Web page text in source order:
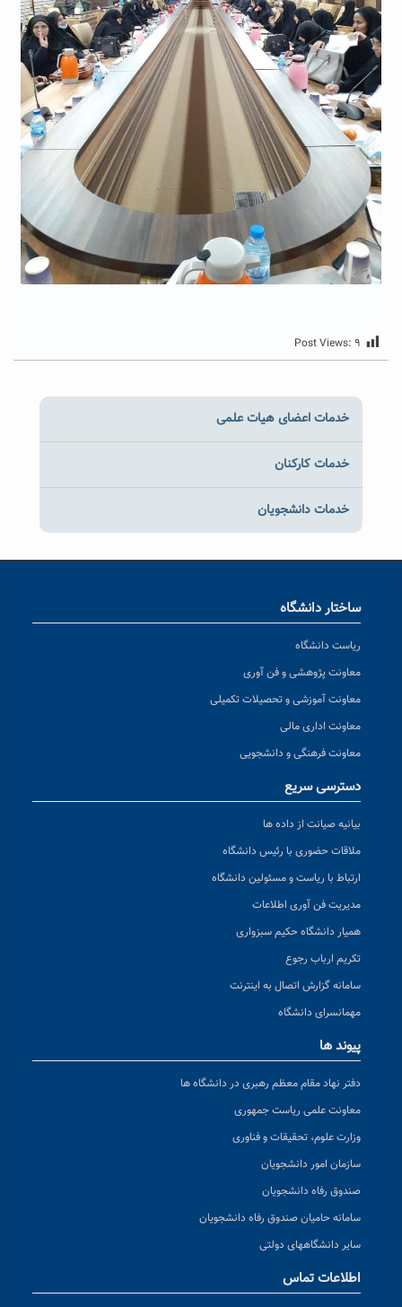
Post Views: ۹
خدمات اعضای هیات علمی
خدمات کارکنان
خدمات دانشجویان
ساختار دانشگاه
ریاست دانشگاه
معاونت پژوهشی و فن آوری
معاونت آموزشی و تحصیلات تکمیلی
معاونت اداری مالی
معاونت فرهنگی و دانشجویی
دسترسی سریع
بیانیه صیانت از داده ها
ملاقات حضوری با رئیس دانشگاه
ارتباط با ریاست و مسئولین دانشگاه
مدیریت فن آوری اطلاعات
همیار دانشگاه حکیم سبزواری
تکریم ارباب رجوع
سامانه گزارش اتصال به اینترنت
مهمانسرای دانشگاه
پیوند ها
دفتر نهاد مقام معظم رهبری در دانشگاه ها
معاونت علمی ریاست جمهوری
وزارت علوم، تحقیقات و فناوری
سازمان امور دانشجویان
صندوق رفاه دانشجویان
سامانه حامیان صندوق رفاه دانشجویان
سایر دانشگاههای دولتی
اطلاعات تماس